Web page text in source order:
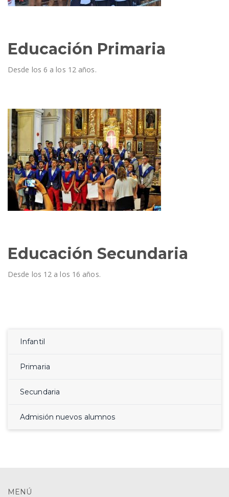
Educación Primaria
Desde los 6 a los 12 años.
Educación Secundaria
Desde los 12 a los 16 años.
Infantil
Primaria
Secundaria
Admisión nuevos alumnos
MENÚ